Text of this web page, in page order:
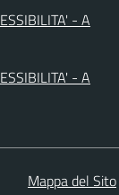
- A
- A
Mappa del Sito